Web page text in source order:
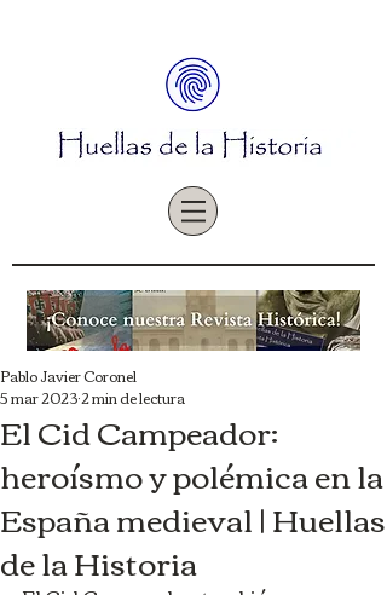
El Cid Campeador:
heroísmo y polémica en la
España medieval | Huellas
de la Historia
Pablo Javier Coronel
5 mar 20232 min de lectura